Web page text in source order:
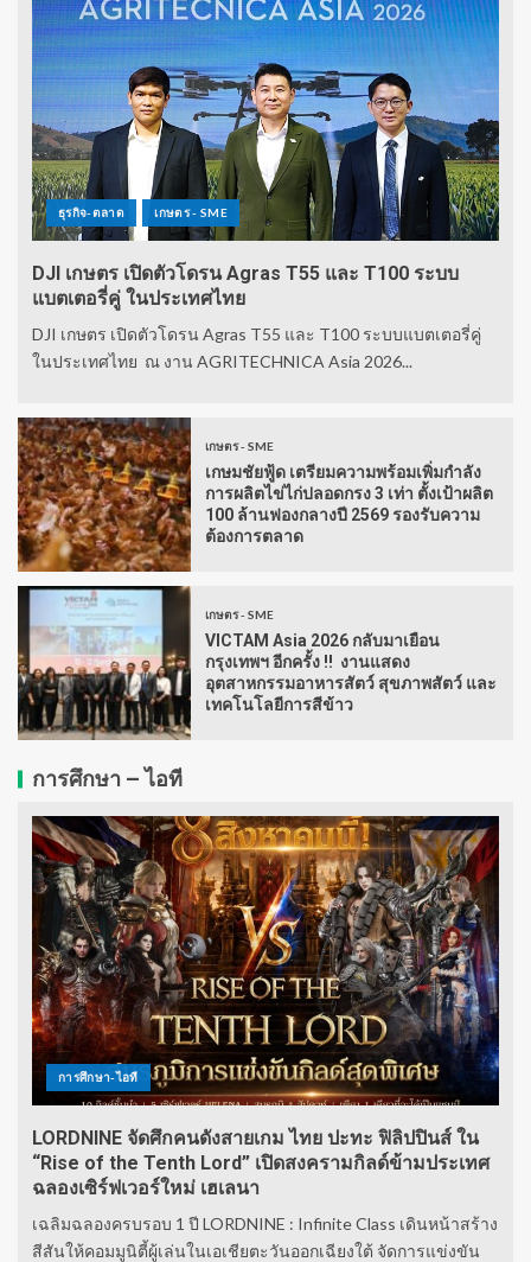
ธุรกิจ-ตลาด เกษตร - SME
DJI เกษตร เปิดตัวโดรน Agras T55 และ T100 ระบบ
แบตเตอรี่คู่ ในประเทศไทย
DJI เกษตร เปิดตัวโดรน Agras T55 และ T100 ระบบแบตเตอรี่คู่
ในประเทศไทย ณ งาน AGRITECHNICA Asia 2026...
เกษตร - SME
เกษมชัยฟู้ด เตรียมความพร้อมเพิ่มกำลัง
การผลิตไข่ไก่ปลอดกรง 3 เท่า ตั้งเป้าผลิต
100 ล้านฟองกลางปี 2569 รองรับความ
ต้องการตลาด
เกษตร - SME
VICTAM Asia 2026 กลับมาเยือน
กรุงเทพฯ อีกครั้ง !! งานแสดง
อุตสาหกรรมอาหารสัตว์ สุขภาพสัตว์ และ
เทคโนโลยีการสีข้าว
การศึกษา – ไอที
การศึกษา-ไอที
LORDNINE จัดศึกคนดังสายเกม ไทย ปะทะ ฟิลิปปินส์ ใน
“Rise of the Tenth Lord” เปิดสงครามกิลด์ข้ามประเทศ
ฉลองเซิร์ฟเวอร์ใหม่ เฮเลนา
เฉลิมฉลองครบรอบ 1 ปี LORDNINE : Infinite Class เดินหน้าสร้าง
สีสันให้คอมมูนิตี้ผู้เล่นในเอเชียตะวันออกเฉียงใต้ จัดการแข่งขัน